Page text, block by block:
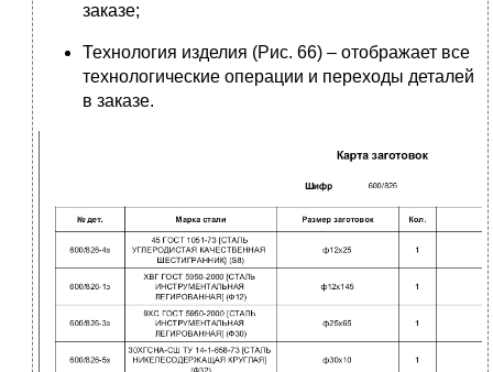
заказе;
Технология изделия (Рис. 66) – отображает все
технологические операции и переходы деталей
в заказе.